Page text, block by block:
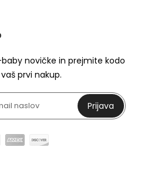
novičke in prejmite kodo
prvi nakup.
Prijava